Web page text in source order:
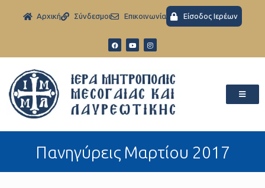
Aρχική Σύνδεσμοι Eπικοινωνία Είσοδος Ιερέων
Πανηγύρεις Mαρτίου 2017